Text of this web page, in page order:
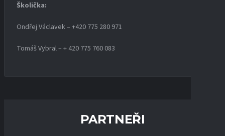
Školička:
Ondřej Václavek – +420 775 280 971
Tomáš Vybral – + 420 775 760 083
PARTNEŘI